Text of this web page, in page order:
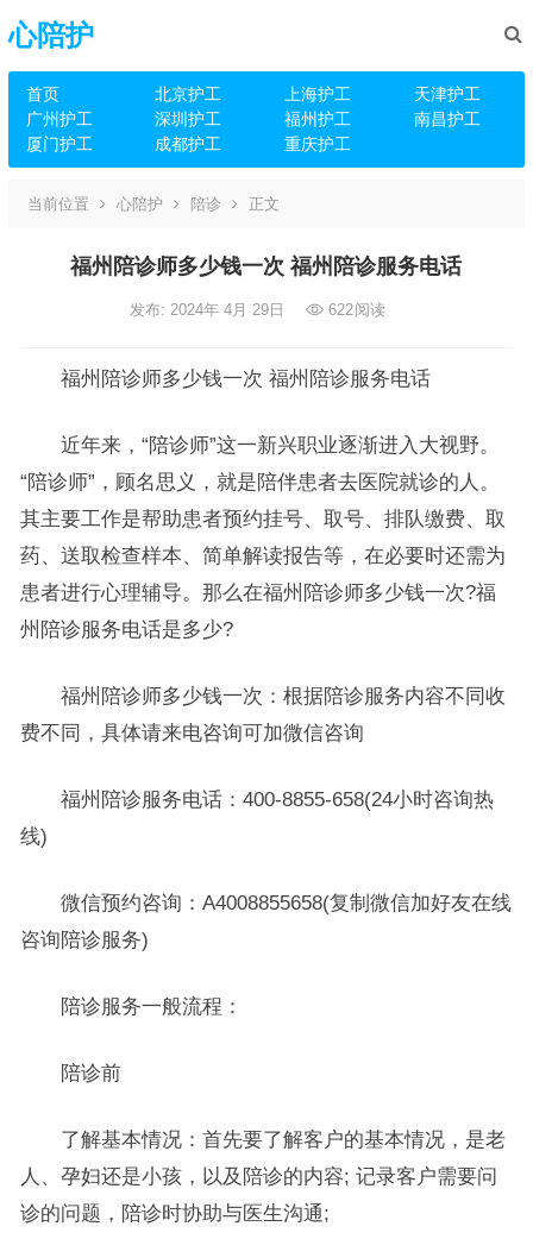
心陪护
首页 北京护工 上海护工
天津护工
广州护工
深圳护工 福州护工
南昌护工
厦门护工
成都护工 重庆护工
当前位置 心陪护 陪诊 正文
福州陪诊师多少钱一次 福州陪诊服务电话
发布: 2024年 4月 29日 622阅读
福州陪诊师多少钱一次 福州陪诊服务电话
近年来，“陪诊师”这一新兴职业逐渐进入大视野。
“陪诊师”，顾名思义，就是陪伴患者去医院就诊的人。
其主要工作是帮助患者预约挂号、取号、排队缴费、取
药、送取检查样本、简单解读报告等，在必要时还需为
患者进行心理辅导。那么在福州陪诊师多少钱一次?福
州陪诊服务电话是多少?
福州陪诊师多少钱一次：根据陪诊服务内容不同收
费不同，具体请来电咨询可加微信咨询
福州陪诊服务电话：400-8855-658(24小时咨询热
线)
微信预约咨询：A4008855658(复制微信加好友在线
咨询陪诊服务)
陪诊服务一般流程：
陪诊前
了解基本情况：首先要了解客户的基本情况，是老
人、孕妇还是小孩，以及陪诊的内容; 记录客户需要问
诊的问题，陪诊时协助与医生沟通;